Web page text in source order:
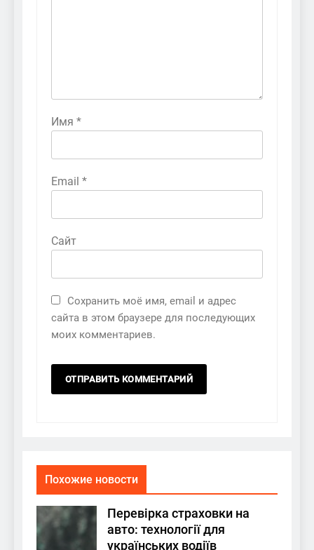
Имя *
Email *
Сайт
Сохранить моё имя, email и адрес
сайта в этом браузере для последующих
моих комментариев.
Похожие новости
Перевірка страховки на
авто: технології для
українських водіїв